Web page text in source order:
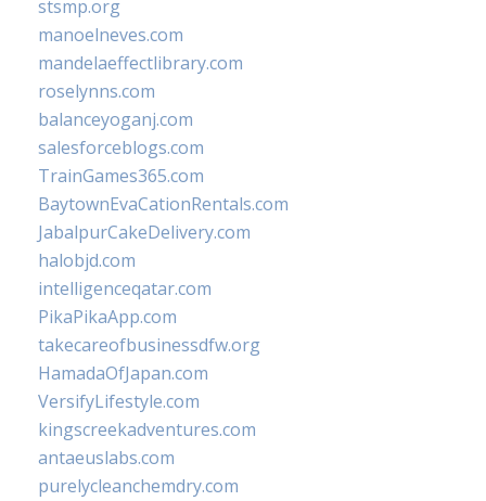
stsmp.org
manoelneves.com
mandelaeffectlibrary.com
roselynns.com
balanceyoganj.com
salesforceblogs.com
TrainGames365.com
BaytownEvaCationRentals.com
JabalpurCakeDelivery.com
halobjd.com
intelligenceqatar.com
PikaPikaApp.com
takecareofbusinessdfw.org
HamadaOfJapan.com
VersifyLifestyle.com
kingscreekadventures.com
antaeuslabs.com
purelycleanchemdry.com